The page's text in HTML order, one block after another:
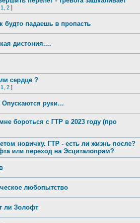
1 2]
будто падаешь в пропасть
дистония....
сердце ?
1 2]
руки…
бороться с ГТР в 2023 году (про
новичку. ГТР - есть ли жизнь после?
или переход на Эсциталопрам?
любопытство
ли Золофт